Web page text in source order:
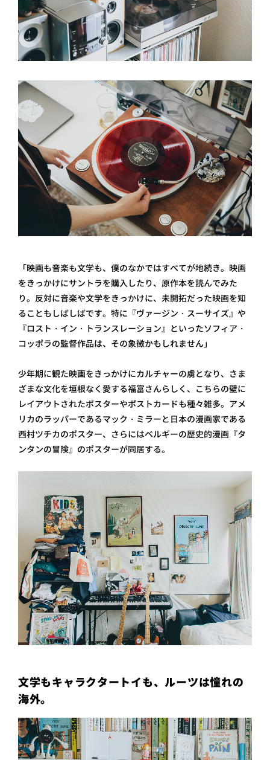
「映画も音楽も文学も、僕のなかではすべてが地続き。映画
をきっかけにサントラを購入したり、原作本を読んでみた
り。反対に音楽や文学をきっかけに、未開拓だった映画を知
ることもしばしばです。特に『ヴァージン・スーサイズ』や
『ロスト・イン・トランスレーション』といったソフィア・
コッポラの監督作品は、その象徴かもしれません」
少年期に観た映画をきっかけにカルチャーの虜となり、さま
ざまな文化を垣根なく愛する福富さんらしく、こちらの壁に
レイアウトされたポスターやポストカードも種々雑多。アメ
リカのラッパーであるマック・ミラーと日本の漫画家である
西村ツチカのポスター、さらにはベルギーの歴史的漫画『タ
ンタンの冒険』のポスターが同居する。
文学もキャラクタートイも、ルーツは憧れの
海外。